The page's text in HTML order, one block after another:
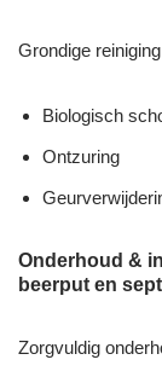
Grondige
Biologisch
Ontzuring
Onderhoud &
beerput en
Zorgvuldig